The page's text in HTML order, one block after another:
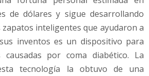
de dólares y sigue desarrollando
inteligentes que ayudaron a
inventos es un dispositivo para
por coma diabético. La
tecnología la obtuvo de una